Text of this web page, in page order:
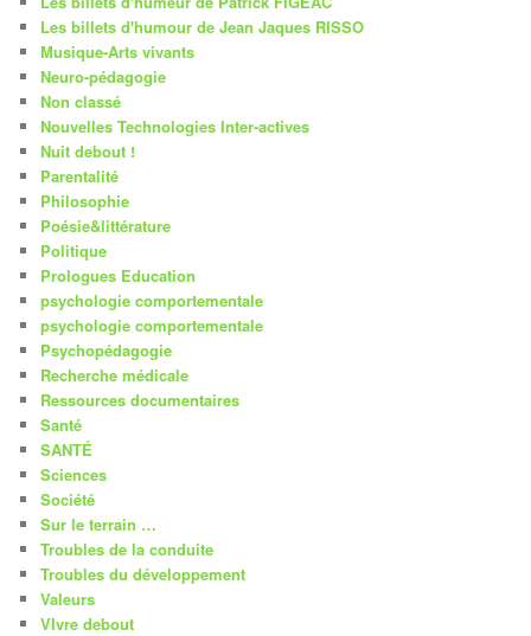
Les billets d'humour de Jean Jaques RISSO
Musique-Arts vivants
Neuro-pédagogie
Non classé
Nouvelles Technologies Inter-actives
Nuit debout !
Parentalité
Philosophie
Poésie&littérature
Politique
Prologues Education
psychologie comportementale
psychologie comportementale
Psychopédagogie
Recherche médicale
Ressources documentaires
Santé
SANTÉ
Sciences
Société
Sur le terrain …
Troubles de la conduite
Troubles du développement
Valeurs
VIvre debout